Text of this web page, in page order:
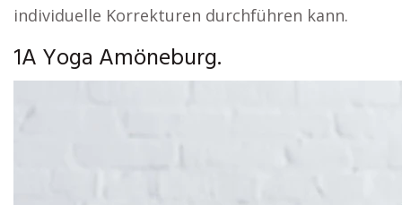
individuelle Korrekturen durchführen kann.
1A Yoga Amöneburg.